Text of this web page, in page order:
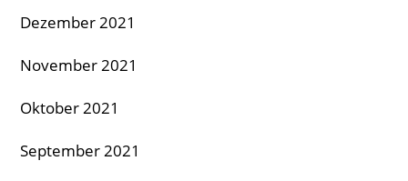
Dezember 2021
November 2021
Oktober 2021
September 2021